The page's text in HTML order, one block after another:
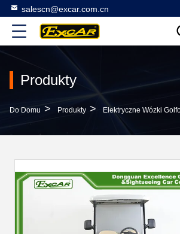
salescn@excar.com.cn
Produkty
Do Domu > Produkty > Elektryczne Wózki